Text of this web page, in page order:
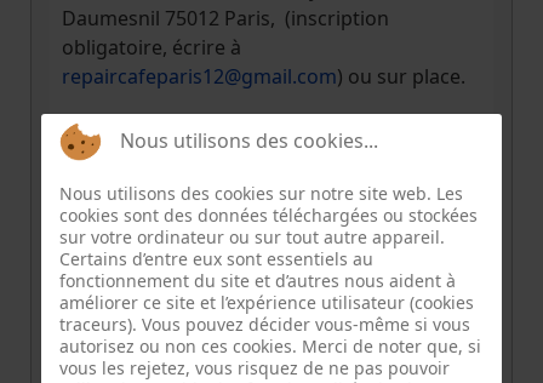
Daumesnil 75012 Paris, (inscription
obligatoire, écrire à
repaircafeparis12@gmail.com) ou sur place.
INFORMATION
Pièce
jointe
charte-rcp-4 .pdf
Nous utilisons des cookies...
Nous utilisons des cookies sur notre site web. Les
cookies sont des données téléchargées ou stockées
sur votre ordinateur ou sur tout autre appareil.
Certains d’entre eux sont essentiels au
fonctionnement du site et d’autres nous aident à
améliorer ce site et l’expérience utilisateur (cookies
traceurs). Vous pouvez décider vous-même si vous
autorisez ou non ces cookies. Merci de noter que, si
vous les rejetez, vous risquez de ne pas pouvoir